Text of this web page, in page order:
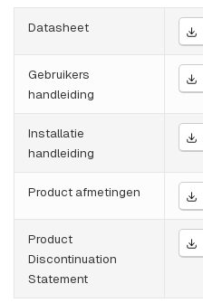
Datasheet
Gebruikers
handleiding
Installatie
handleiding
Product afmetingen
Product
Discontinuation
Statement